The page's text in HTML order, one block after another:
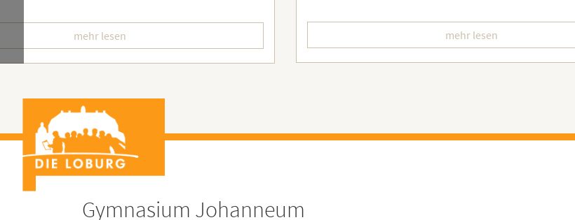
mehr lesen mehr lesen
Gymnasium Johanneum